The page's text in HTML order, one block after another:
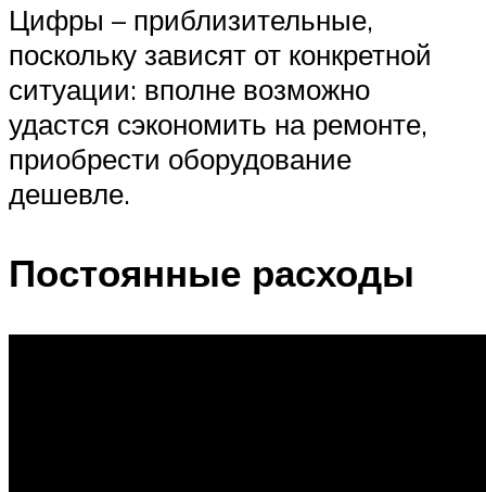
Цифры – приблизительные,
поскольку зависят от конкретной
ситуации: вполне возможно
удастся сэкономить на ремонте,
приобрести оборудование
дешевле.
Постоянные расходы